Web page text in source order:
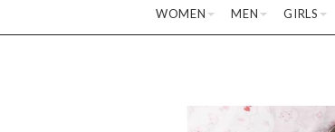
WOMEN MEN GIRLS